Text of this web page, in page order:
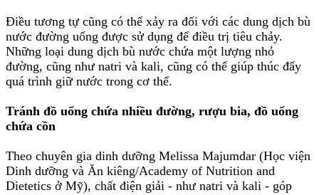
Điều tương tự cũng có thể xảy ra đối với các dung dịch bù
nước đường uống được sử dụng để điều trị tiêu chảy.
Những loại dung dịch bù nước chứa một lượng nhỏ
đường, cũng như natri và kali, cũng có thể giúp thúc đẩy
quá trình giữ nước trong cơ thể.
Tránh đồ uống chứa nhiều đường, rượu bia, đồ uống
chứa cồn
Theo chuyên gia dinh dưỡng Melissa Majumdar (Học viện
Dinh dưỡng và Ăn kiêng/Academy of Nutrition and
Dietetics ở Mỹ), chất điện giải - như natri và kali - góp